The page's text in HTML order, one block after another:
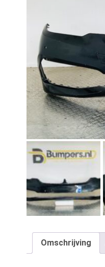
Omschrijving